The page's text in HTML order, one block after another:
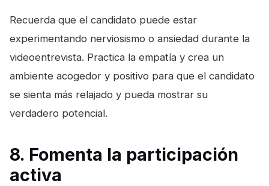
Recuerda que el candidato puede estar
experimentando nerviosismo o ansiedad durante la
videoentrevista. Practica la empatía y crea un
ambiente acogedor y positivo para que el candidato
se sienta más relajado y pueda mostrar su
verdadero potencial.
8. Fomenta la participación
activa